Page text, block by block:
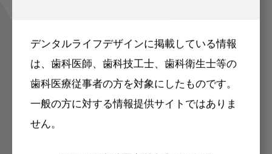
デンタルライフデザインに掲載している情報
は、歯科医師、歯科技工士、歯科衛生士等の
歯科医療従事者の方を対象にしたものです。
一般の方に対する情報提供サイトではありま
せん。
していただくと、すべての記事をご覧
いただけます。
マークの記事は会員限定